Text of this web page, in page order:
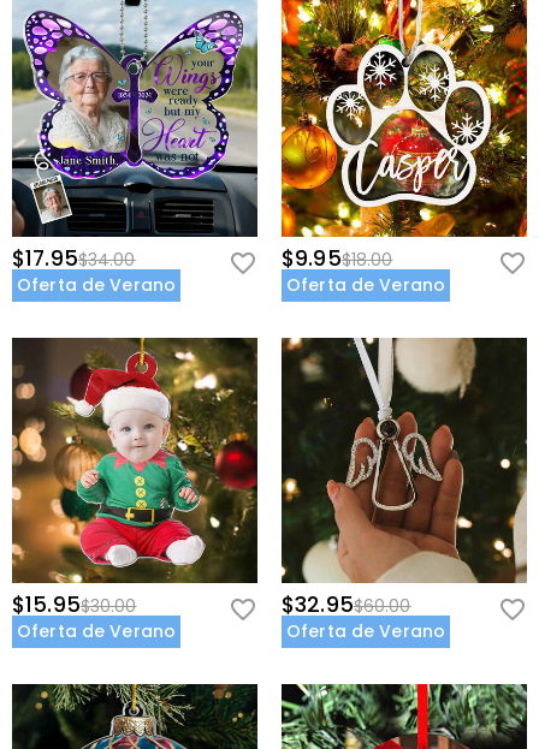
$17.95$34.00
Oferta de Verano
$9.95$18.00
Oferta de Verano
$15.95$30.00
Oferta de Verano
$32.95$60.00
Oferta de Verano